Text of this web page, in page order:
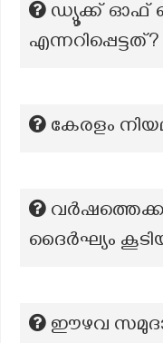
ഡ്യൂക്ക് ഓഫ്
എന്നറിപ്പെട്ടത്?
കേരളം
ദൈർഘ്യം
ഈഴവ